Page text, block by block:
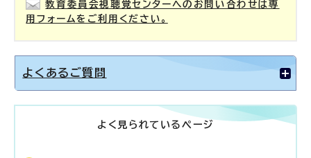
教育委員会視聴覚センターへのお問い合わせは専
用フォームをご利用ください。
よくあるご質問
よく見られているページ